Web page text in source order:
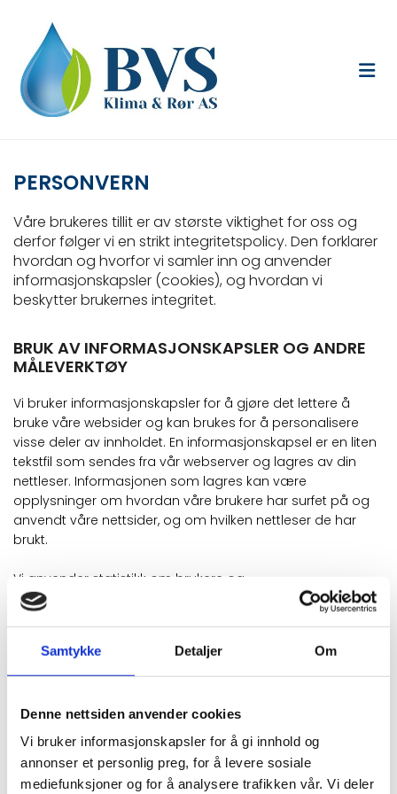
Samtykke Detaljer Om
Denne nettsiden anvender cookies
Vi bruker informasjonskapsler for å gi innhold og
annonser et personlig preg, for å levere sosiale
mediefunksjoner og for å analysere trafikken vår. Vi deler
PERSONVERN
Våre brukeres tillit er av største viktighet for oss og
derfor følger vi en strikt integritetspolicy. Den forklarer
hvordan og hvorfor vi samler inn og anvender
informasjonskapsler (cookies), og hvordan vi
beskytter brukernes integritet.
BRUK AV INFORMASJONSKAPSLER OG ANDRE
MÅLEVERKTØY
Vi bruker informasjonskapsler for å gjøre det lettere å
bruke våre websider og kan brukes for å personalisere
visse deler av innholdet. En informasjonskapsel er en liten
tekstfil som sendes fra vår webserver og lagres av din
nettleser. Informasjonen som lagres kan være
opplysninger om hvordan våre brukere har surfet på og
anvendt våre nettsider, og om hvilken nettleser de har
brukt.
Vi anvender statistikk om brukere og
trafikk/trafikkleverandører i aggregert form. Statistikken
inneholder aldri noen form for personlig informasjon, alt er
lagrer atferd på nettstedet, derfor kan informasjon om
deg som bruker aldri kobles sammen med din identitet.
de tilfeller du selv aktivt registrerer deg på nettstedet.
FORMÅL:
Utvikle og forbedre nettstedet gjennom å forstå